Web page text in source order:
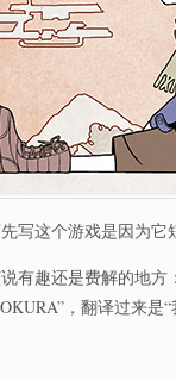
写这个游戏是因为
有趣还是费解的地
，翻译过来是“